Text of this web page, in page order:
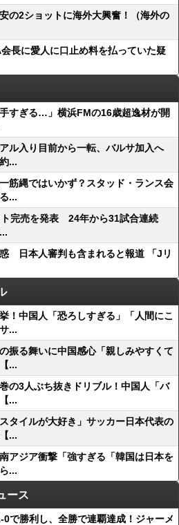
の2ショットに海外大興奮！（海外の
長に愛人に口止め料を払っていた疑
すぎる…」横浜FMの16歳超逸材が開
ル入り目前から一転、バルサ加入へ
...
筋縄ではいかず？スタッド・ランス会
...
完売を発表 24年から31試合連続
日本人審判も含まれると報道 「Jリ
！中国人「恐ろしすぎる」「人間にこ
...
振る舞いに中国感心「親しみやすくて
...
の3人ぶち抜きドリブル！中国人「バ
...
タイルが大好き」サッカー日本代表の
...
アジア衝撃「強すぎる「韓国は日本を
...
ース
0で勝利し、全勝で連覇達成！ジャーメ